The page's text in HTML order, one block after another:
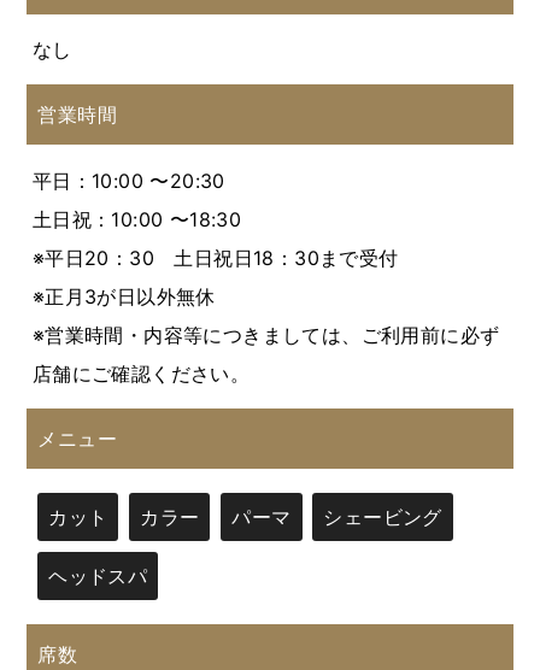
なし
営業時間
平日：10:00 〜20:30
土日祝：10:00 〜18:30
※平日20：30 土日祝日18：30まで受付
※正月3が日以外無休
※営業時間・内容等につきましては、ご利用前に必ず
店舗にご確認ください。
メニュー
カット カラー パーマ シェービング
ヘッドスパ
席数